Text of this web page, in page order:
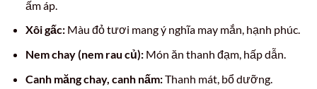
ấm áp.
Xôi gấc:Màu đỏ tươi mang ý nghĩa may mắn, hạnh phúc.
Nem chay (nem rau củ):Món ăn thanh đạm, hấp dẫn.
Canh măng chay, canh nấm:Thanh mát, bổ dưỡng.